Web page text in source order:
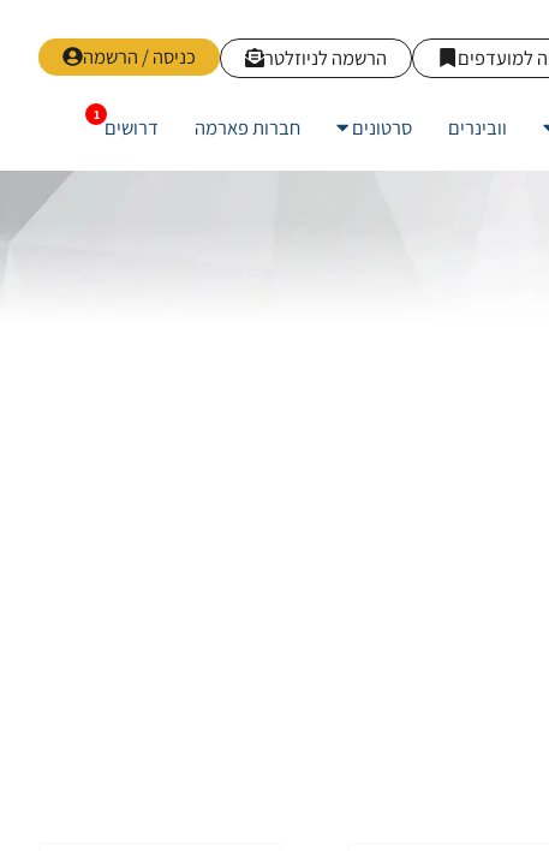
כניסה / הרשמה הרשמה לניוזלטר למועדפים
וובינרים סרטונים חברות פארמה דרושים